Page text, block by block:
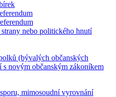
nebo politického hnutí
(bývalých občanských
s novým občanským zákoníkem
mimosoudní vyrovnání